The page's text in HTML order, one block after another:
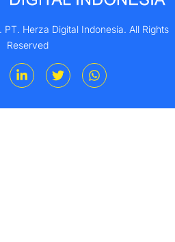
Herza Digital Indonesia. All Rights
Reserved